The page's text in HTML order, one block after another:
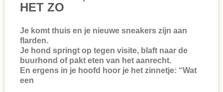
HET ZO
Je komt thuis en je nieuwe sneakers zijn aan
flarden.
Je hond springt op tegen visite, blaft naar de
buurhond of pakt eten van het aanrecht.
En ergens in je hoofd hoor je het zinnetje: “Wat
een